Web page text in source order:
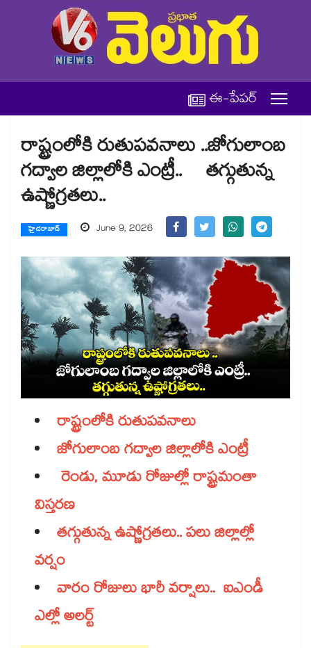
ఈ-పేపర్
రాష్ట్రంలోకి రుతుపవనాలు ..జోగులాంబ
గద్వాల జిల్లాలోకి ఎంట్రీ.. తగ్గుతున్న
ఉష్ణోగ్రతలు..
హైదరాబాద్ June 9, 2026
రాష్ట్రంలోకి రుతుపవనాలు
జోగులాంబ గద్వాల జిల్లాలోకి ఎంట్రీ
రెండు, మూడు రోజుల్లోరాష్ట్రమంతా
విస్తరణ
తగ్గుతున్న ఉష్ణోగ్రతలు..పలు జిల్లాల్లో
వర్షం
వారం రోజులుభారీ వర్షాలు.. ఐఎండీ
ఎల్లో అలర్ట్